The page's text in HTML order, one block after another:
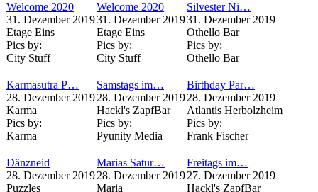
Welcome 2020
31. Dezember 2019
Etage Eins
Pics by:
City Stuff
Welcome 2020
31. Dezember 2019
Etage Eins
Pics by:
City Stuff
Silvester Ni…
31. Dezember 2019
Othello Bar
Pics by:
Othello Bar
Karmasutra P…
28. Dezember 2019
Karma
Pics by:
Karma
Samstags im…
28. Dezember 2019
Hackl's ZapfBar
Pics by:
Pyunity Media
Birthday Par…
28. Dezember 2019
Atlantis Herbolzheim
Pics by:
Frank Fischer
Dänzneid
28. Dezember 2019
Puzzles
Marias Satur…
28. Dezember 2019
Maria
Freitags im…
27. Dezember 2019
Hackl's ZapfBar